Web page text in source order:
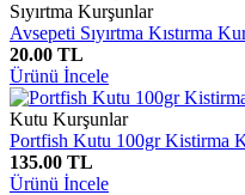
Sıyırtma Kurşunlar
Avsepeti Sıyırtma Kıstırma
20.00 TL
Ürünü İncele
Kutu Kurşunlar
Portfish Kutu 100gr Kistirma
135.00 TL
Ürünü İncele